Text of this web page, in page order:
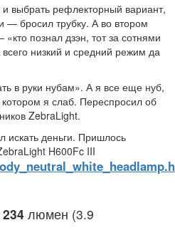
выбрать рефлекторный вариант,
— бросил трубку. А во втором
познал дзэн, тот за сотнями
низкий и средний режим да
в руки нубам». А я все еще нуб,
я слаб. Переспросил об
ZebraLight.
искать деньги. Пришлось
H600Fc III
234 люмен (3.9